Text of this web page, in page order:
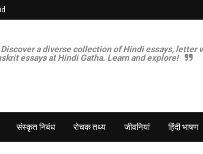
Discover a diverse collection of Hindi essays, letter
essays at Hindi Gatha. Learn and explore!
संस्कृत निबंध रोचक तथ्य जीवनियां हिंदी भाषण